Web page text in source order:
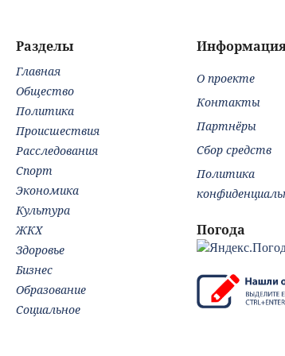
Разделы
Главная
Общество
Политика
Происшествия
Расследования
Спорт
Экономика
Культура
ЖКХ
Здоровье
Бизнес
Образование
Социальное
О проекте
Контакты
Партнёры
Сбор средств
Политика
Погода